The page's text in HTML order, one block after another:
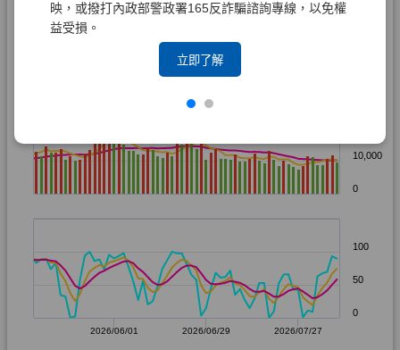
映，或撥打內政部警政署165反詐騙諮詢專線，以免權
益受損。
立即了解